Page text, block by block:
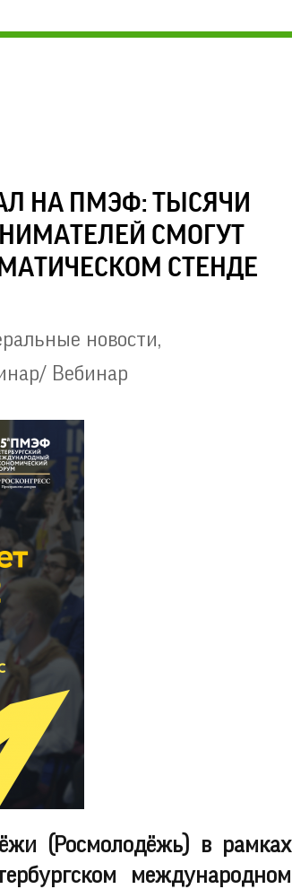
НА ПМЭФ: ТЫСЯЧИ
СМОГУТ
СТЕНДЕ
новости,
Вебинар
(Росмолодёжь) в рамках
международном